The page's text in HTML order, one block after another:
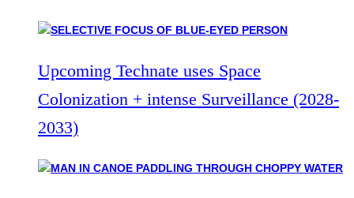
Upcoming Technate uses Space
Colonization + intense Surveillance (2028-
2033)